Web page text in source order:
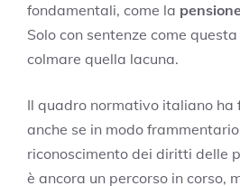
fondamentali, come la
Solo con sentenze come
colmare quella lacuna.
Il quadro normativo italiano ha
anche se in modo
riconoscimento dei diritti delle
è ancora un percorso in corso,